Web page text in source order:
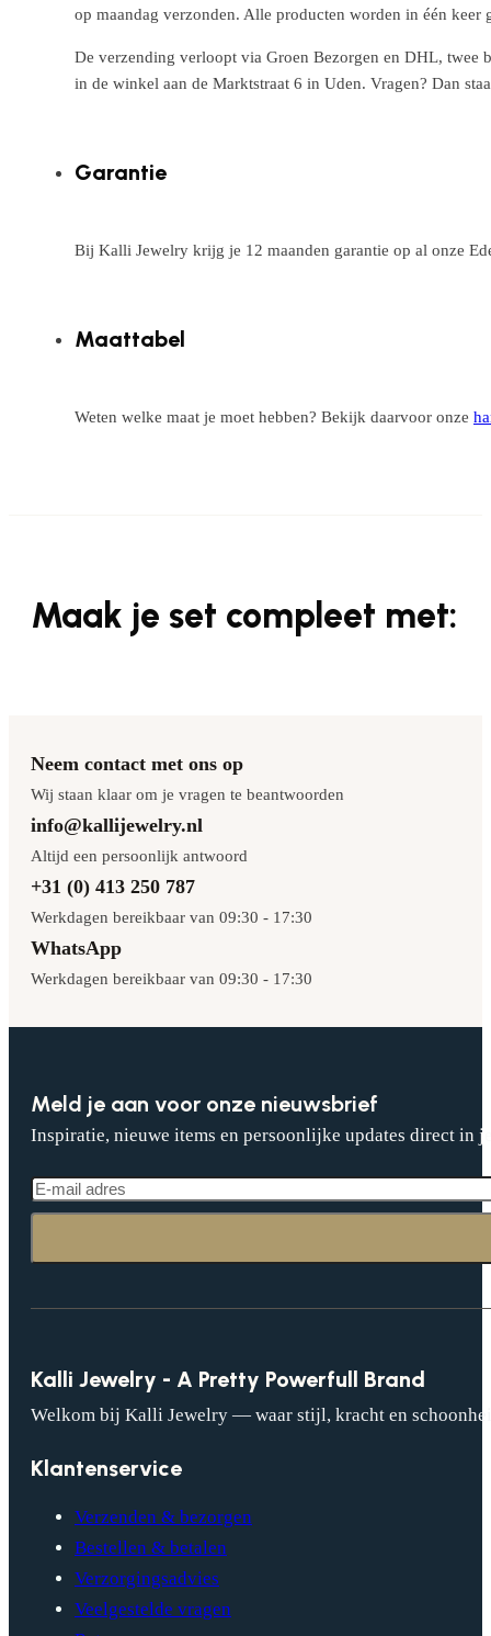
op maandag verzonden. Alle producten worden in één
De verzending verloopt via Groen Bezorgen en DHL, twee
in de winkel aan de Marktstraat 6 in Uden. Vragen? Dan
Garantie
Bij Kalli Jewelry krijg je 12 maanden garantie op al onze
Maattabel
Weten welke maat je moet hebben? Bekijk daarvoor onze
Maak je set compleet met:
Neem contact met ons op
Wij staan klaar om je vragen te beantwoorden
info@kallijewelry.nl
Altijd een persoonlijk antwoord
+31 (0) 413 250 787
Werkdagen bereikbaar van 09:30 - 17:30
WhatsApp
Werkdagen bereikbaar van 09:30 - 17:30
Meld je aan voor onze nieuwsbrief
Inspiratie, nieuwe items en persoonlijke updates direct in
Kalli Jewelry - A Pretty Powerfull Brand
Welkom bij Kalli Jewelry — waar stijl, kracht en
Klantenservice
Verzenden & bezorgen
Bestellen & betalen
Verzorgingsadvies
Veelgestelde vragen